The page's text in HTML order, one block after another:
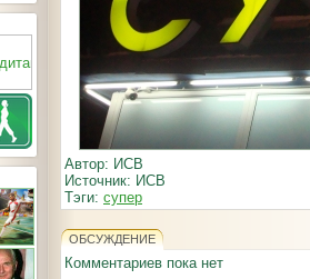
Автор: ИСВ
Источник: ИСВ
Тэги: супер
ОБСУЖДЕНИЕ
Комментариев пока нет